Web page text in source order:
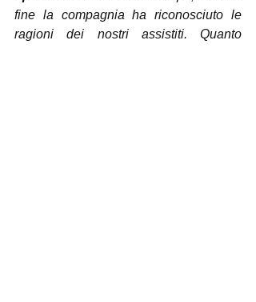
fine la compagnia ha riconosciuto le
ragioni dei nostri assistiti. Quanto